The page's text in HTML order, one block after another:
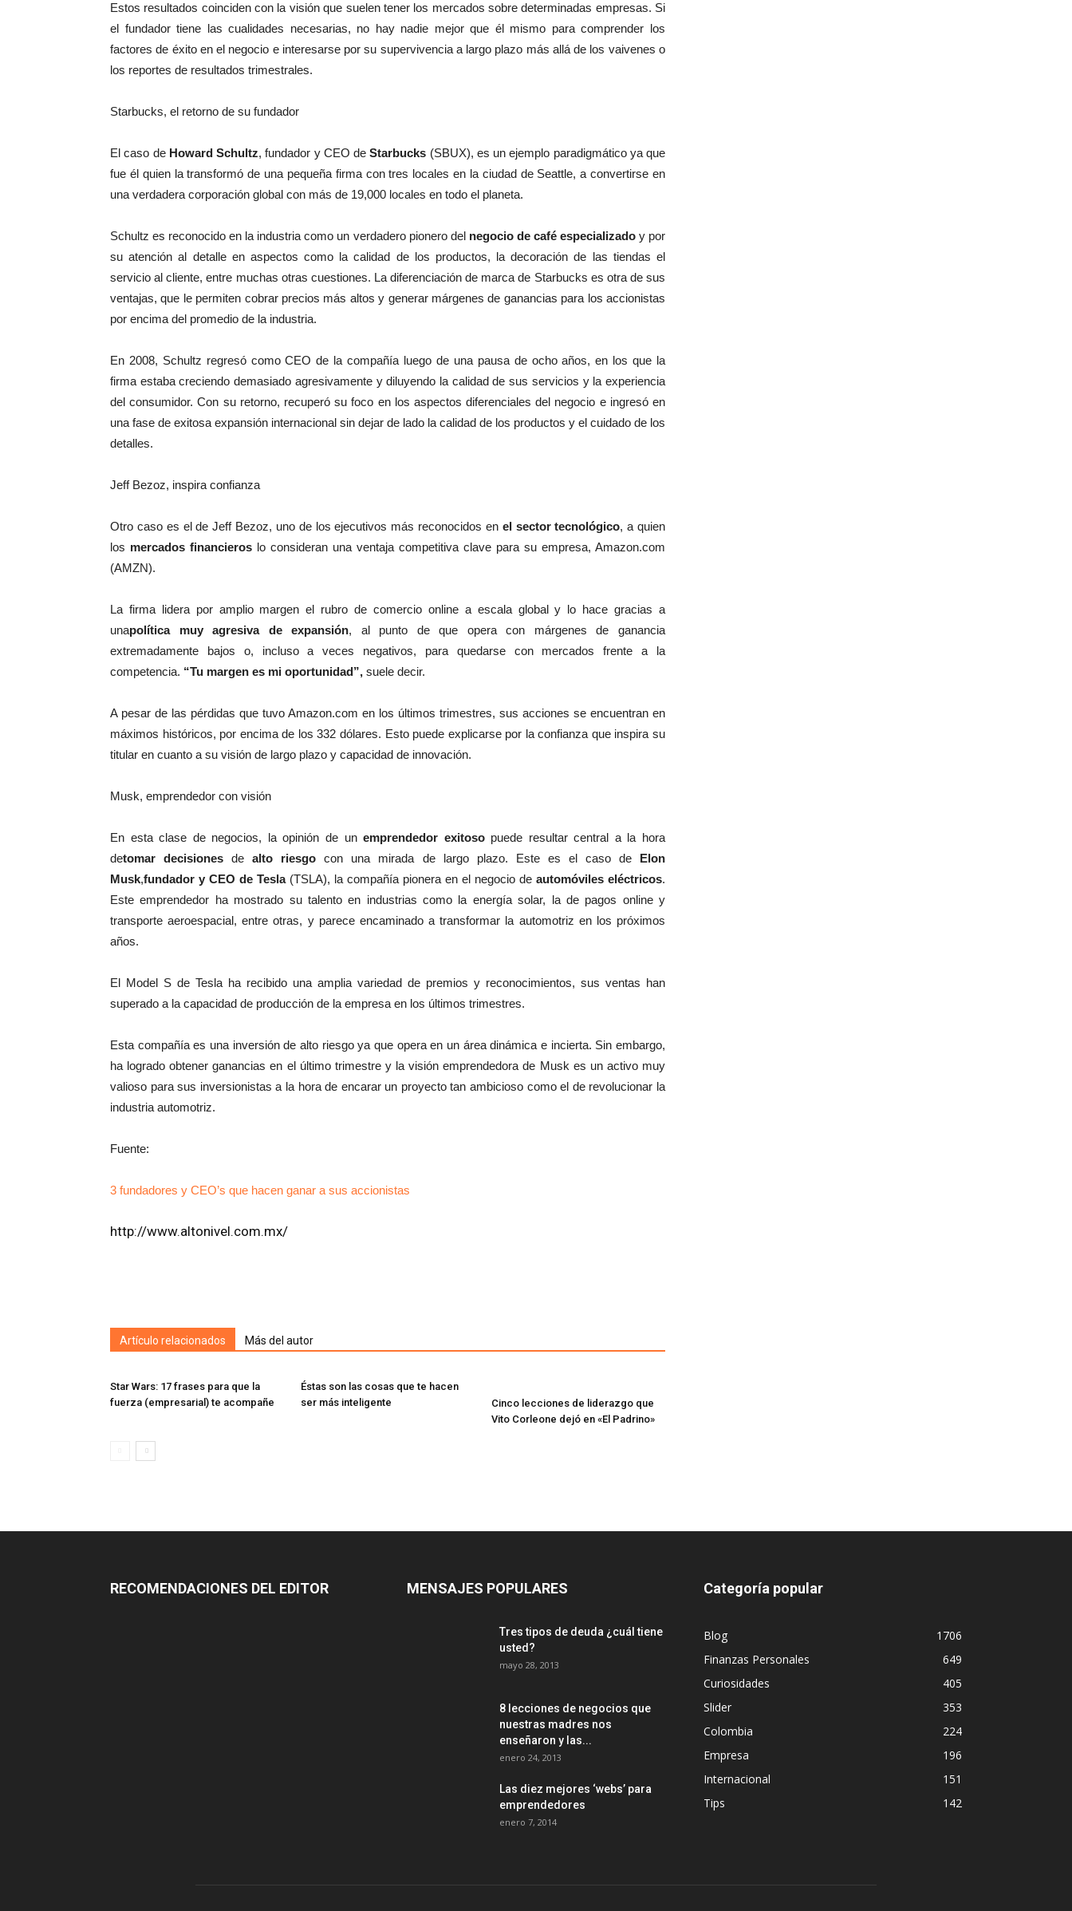
Estos resultados coinciden con la visión que suelen tener los mercados sobre determinadas empresas. Si
el fundador tiene las cualidades necesarias, no hay nadie mejor que él mismo para comprender los
factores de éxito en el negocio e interesarse por su supervivencia a largo plazo más allá de los vaivenes o
los reportes de resultados trimestrales.
Starbucks, el retorno de su fundador
El caso de Howard Schultz, fundador y CEO deStarbucks (SBUX), es un ejemplo paradigmático ya que
fue él quien la transformó de una pequeña firma con tres locales en la ciudad de Seattle, a convertirse en
una verdadera corporación global con más de 19,000 locales en todo el planeta.
Schultz es reconocido en la industria como un verdadero pionero del negocio de café especializadoy por
su atención al detalle en aspectos como la calidad de los productos, la decoración de las tiendas el
servicio al cliente, entre muchas otras cuestiones. La diferenciación de marca de Starbucks es otra de sus
ventajas, que le permiten cobrar precios más altos y generar márgenes de ganancias para los accionistas
por encima del promedio de la industria.
En 2008, Schultz regresó como CEO de la compañía luego de una pausa de ocho años, en los que la
firma estaba creciendo demasiado agresivamente y diluyendo la calidad de sus servicios y la experiencia
del consumidor. Con su retorno, recuperó su foco en los aspectos diferenciales del negocio e ingresó en
una fase de exitosa expansión internacional sin dejar de lado la calidad de los productos y el cuidado de los
detalles.
Jeff Bezoz, inspira confianza
Otro caso es el de Jeff Bezoz, uno de los ejecutivos más reconocidos en el sector tecnológico, a quien
los mercados financieros lo consideran una ventaja competitiva clave para su empresa, Amazon.com
(AMZN).
La firma lidera por amplio margen el rubro de comercio online a escala global y lo hace gracias a
unapolítica muy agresiva de expansión, al punto de que opera con márgenes de ganancia
extremadamente bajos o, incluso a veces negativos, para quedarse con mercados frente a la
competencia. “Tu margen es mi oportunidad”, suele decir.
A pesar de las pérdidas que tuvo Amazon.com en los últimos trimestres, sus acciones se encuentran en
máximos históricos, por encima de los 332 dólares. Esto puede explicarse por la confianza que inspira su
titular en cuanto a su visión de largo plazo y capacidad de innovación.
Musk, emprendedor con visión
En esta clase de negocios, la opinión de unemprendedor exitosopuede resultar central a la hora
detomar decisiones dealto riesgo con una mirada de largo plazo. Este es el caso de Elon
Musk,fundador y CEO de Tesla(TSLA), la compañía pionera en el negocio de automóviles eléctricos.
Este emprendedor ha mostrado su talento en industrias como la energía solar, la de pagos online y
transporte aeroespacial, entre otras, y parece encaminado a transformar la automotriz en los próximos
años.
El Model S de Tesla ha recibido una amplia variedad de premios y reconocimientos, sus ventas han
superado a la capacidad de producción de la empresa en los últimos trimestres.
Esta compañía es una inversión de alto riesgo ya que opera en un área dinámica e incierta. Sin embargo,
ha logrado obtener ganancias en el último trimestre y la visión emprendedora de Musk es un activo muy
valioso para sus inversionistas a la hora de encarar un proyecto tan ambicioso como el de revolucionar la
industria automotriz.
Fuente:
3 fundadores y CEO’s que hacen ganar a sus accionistas
http://www.altonivel.com.mx/
Artículo relacionados Más del autor
Star Wars: 17 frases para que la
fuerza (empresarial) te acompañe
Éstas son las cosas que te hacen
ser más inteligente
Cinco lecciones de liderazgo que
Vito Corleone dejó en «El Padrino»
RECOMENDACIONES DEL EDITOR MENSAJES POPULARES
Tres tipos de deuda ¿cuál tiene
usted?
mayo 28, 2013
8 lecciones de negocios que
nuestras madres nos
enseñaron y las...
enero 24, 2013
Las diez mejores ‘webs’ para
emprendedores
enero 7, 2014
Categoría popular
Blog
1706
Finanzas Personales
649
Curiosidades
405
Slider
353
Colombia
224
Empresa
196
Internacional
151
Tips
142